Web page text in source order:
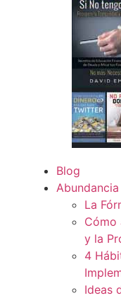
Blog
Abundancia
La
Cómo
y la
4
Ideas